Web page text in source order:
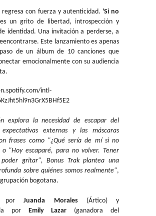
regresa con fuerza y autenticidad. 'Si no
es un grito de libertad, introspección y
identidad. Una invitación a perderse, a
Este lanzamiento es apenas
de un álbum de 10 canciones que
emocionalmente con su audiencia
intl-
explora la necesidad de escapar del
externas y las máscaras
frases como "¿Qué sería de mí si no
"Hoy escaparé, para no volver. Tener
gritar", Bonus Trak plantea una
sobre quiénes somos realmente",
bogotana.
porJuanda Morales(Ártico) y
por
Emily Lazar (ganadora del